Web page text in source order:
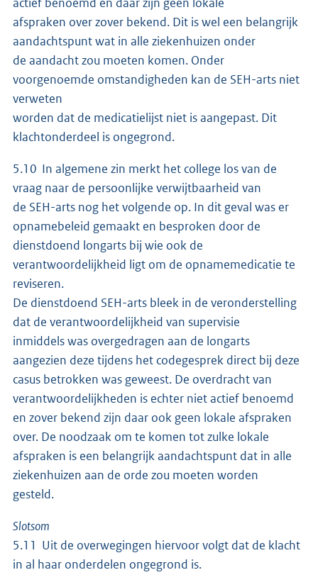
afspraken over zover bekend. Dit is wel een belangrijk
aandachtspunt wat in alle ziekenhuizen onder
de aandacht zou moeten komen. Onder
voorgenoemde omstandigheden kan de SEH-arts niet
verweten
worden dat de medicatielijst niet is aangepast. Dit
klachtonderdeel is ongegrond.
5.10 In algemene zin merkt het college los van de
vraag naar de persoonlijke verwijtbaarheid van
de SEH-arts nog het volgende op. In dit geval was er
opnamebeleid gemaakt en besproken door de
dienstdoend longarts bij wie ook de
verantwoordelijkheid ligt om de opnamemedicatie te
reviseren.
De dienstdoend SEH-arts bleek in de veronderstelling
dat de verantwoordelijkheid van supervisie
inmiddels was overgedragen aan de longarts
aangezien deze tijdens het codegesprek direct bij deze
casus betrokken was geweest. De overdracht van
verantwoordelijkheden is echter niet actief benoemd
en zover bekend zijn daar ook geen lokale afspraken
over. De noodzaak om te komen tot zulke lokale
afspraken is een belangrijk aandachtspunt dat in alle
ziekenhuizen aan de orde zou moeten worden
gesteld.
Slotsom
5.11 Uit de overwegingen hiervoor volgt dat de klacht
in al haar onderdelen ongegrond is.